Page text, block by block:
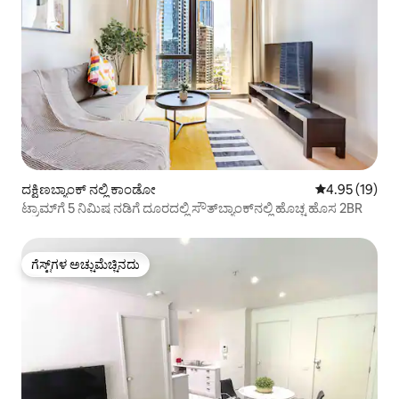
ದಕ್ಷಿಣಬ್ಯಾಂಕ್ ನಲ್ಲಿ ಕಾಂಡೋ 5 ರಲ್ಲಿ 4.95
4.95 (19)
ಟ್ರಾಮ್‌ಗೆ 5 ನಿಮಿಷ ನಡಿಗೆ ದೂರದಲ್ಲಿ ಸೌತ್‌ಬ್ಯಾಂಕ್‌ನಲ್ಲಿ ಹೊಚ್ಚ ಹೊಸ 2BR
ಗೆಸ್ಟ್‌ಗಳ ಅಚ್ಚುಮೆಚ್ಚಿನದು
ಗೆಸ್ಟ್‌ಗಳ ಅಚ್ಚುಮೆಚ್ಚಿನದು